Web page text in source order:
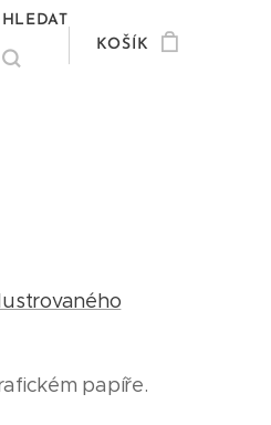
HLEDAT
KOŠÍK
papíře.